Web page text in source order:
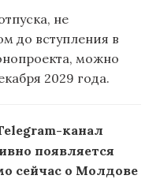
не
до вступления в
можно
2029 года.
канал
появляется
сейчас о Молдове